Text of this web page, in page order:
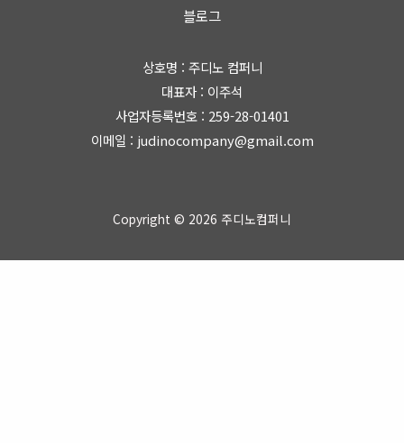
블로그
상호명 : 주디노 컴퍼니
대표자 : 이주석
사업자등록번호 : 259-28-01401
이메일 : judinocompany@gmail.com
Copyright © 2026 주디노컴퍼니